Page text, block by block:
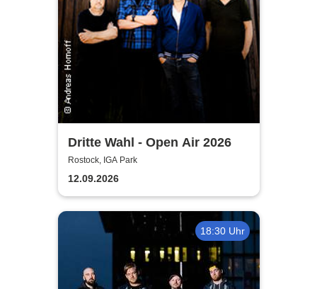
Dritte Wahl - Open Air 2026
Rostock, IGA Park
12.09.2026
18:30 Uhr